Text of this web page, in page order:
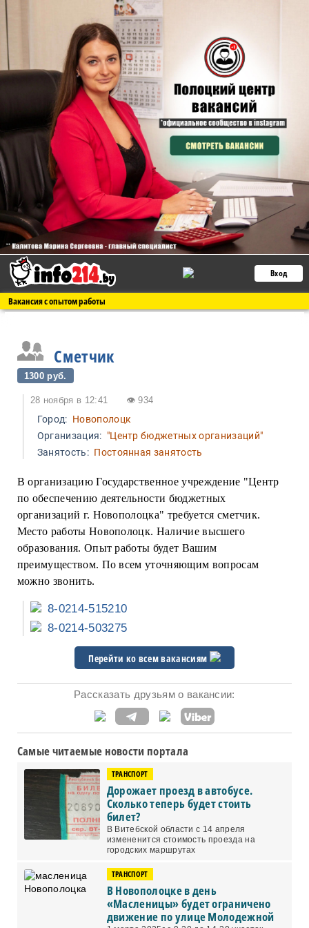
Вход
Вакансия с опытом работы
Сметчик
1300 руб.
28 ноября в 12:41 👁 934
Город: Новополоцк
Организация: "Центр бюджетных организаций"
Занятость:Постоянная занятость
В организацию Государственное учреждение "Центр
по обеспечению деятельности бюджетных
организаций г. Новополоцка" требуется сметчик.
Место работы Новополоцк. Наличие высшего
образования. Опыт работы будет Вашим
преимуществом. По всем уточняющим вопросам
можно звонить.
8-0214-515210
8-0214-503275
Перейти ко всем вакансиям
Рассказать друзьям о вакансии:
Самые читаемые новости портала
ТРАНСПОРТ
Дорожает проезд в автобусе.
Сколько теперь будет стоить
билет?
В Витебской области с 14 апреля
измененится стоимость проезда на
городских маршрутах
ТРАНСПОРТ
В Новополоцке в день
«Масленицы» будет ограничено
движение по улице Молодежной